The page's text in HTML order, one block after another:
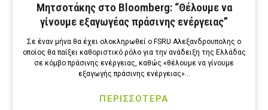
Μητσοτάκης στο Bloomberg: “Θέλουμε να
γίνουμε εξαγωγέας πράσινης ενέργειας”
Σε έναν μήνα θα έχει ολοκληρωθεί ο FSRU Αλεξανδρουπολης ο
οποίος θα παίξει καθοριστικό ρόλο για την ανάδειξη της Ελλάδας
σε κόμβο πράσινης ενέργειας, καθώς «θέλουμε να γίνουμε
εξαγωγής πράσινης ενέργειας»…
ΠΕΡΙΣΣΟΤΕΡΑ